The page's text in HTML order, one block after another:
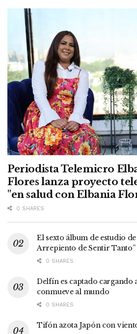
Periodista Telemicro
Flores lanza proyecto
"en salud con Elbania
0 SHARES
El sexto álbum de estudio
Arrepiento de Sentir Tanto”
0 SHARES
Delfín es captado cargando
conmueve al mundo
0 SHARES
Tifón azota Japón con